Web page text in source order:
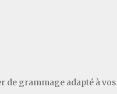
grammage adapté à